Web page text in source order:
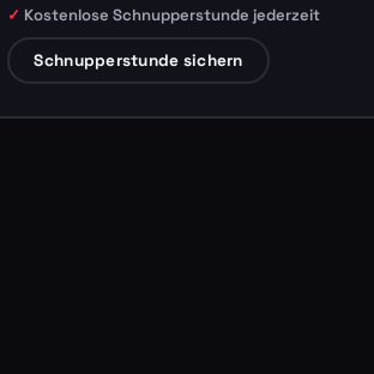
Kostenlose Schnupperstunde jederzeit
Schnupperstunde sichern